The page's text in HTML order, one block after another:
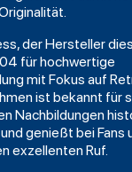
der Hersteller
für hochwertige
mit Fokus auf
ist bekannt für
Nachbildungen
genießt bei Fans
exzellenten Ruf.